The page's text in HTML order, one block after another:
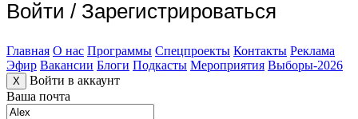
Войти / Зарегистрироваться
Главная О нас Программы Спецпроекты Контакты Реклама
Эфир Вакансии Блоги Подкасты Мероприятия Выборы-2026
X
Войти в аккаунт
Ваша почта